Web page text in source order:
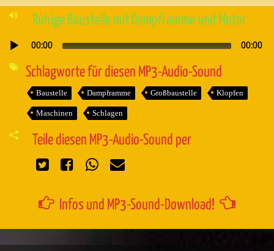
Ruhige Baustelle mit Dampframme und Motor
Audio-
00:00 00:00
Schlagworte für diesen MP3-Audio-Sound
Baustelle Dampframme Großbaustelle Klopfen
Maschinen Schlagen
Teile diesen MP3-Audio-Sound per
Infos und MP3-Sound-Download!